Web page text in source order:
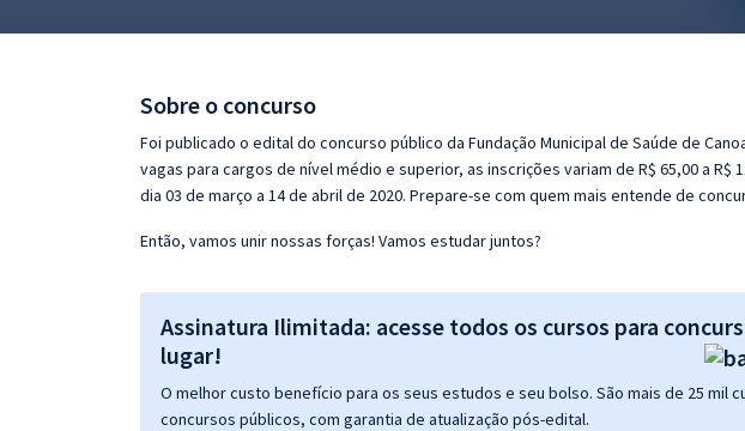
Questões grátis
Conteúdo gratuito
Sobre o concurso
Foi publicado o edital do concurso público da Fundação Municipal de Saúde de
vagas para cargos de nível médio e superior, as inscrições variam de R$ 65,00 a R$
dia 03 de março a 14 de abril de 2020. Prepare-se com quem mais entende de
Então, vamos unir nossas forças! Vamos estudar juntos?
Assinatura Ilimitada: acesse todos os cursos para
lugar!
O melhor custo benefício para os seus estudos e seu bolso. São mais de 25 mil
concursos públicos, com garantia de atualização pós-edital.